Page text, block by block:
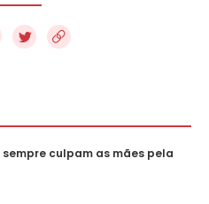
culpam as mães pela